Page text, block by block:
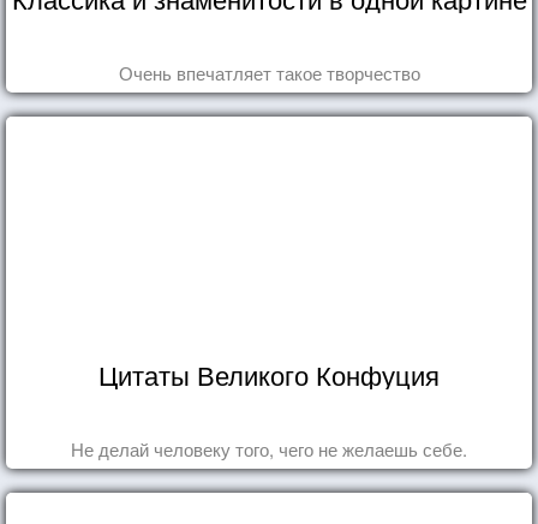
Очень впечатляет такое творчество
Цитаты Великого Конфуция
Не делай человеку того, чего не желаешь себе.